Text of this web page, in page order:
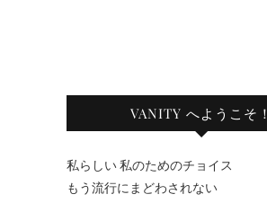
VANITY へようこそ！
私らしい 私のためのチョイス
もう流行にまどわされない